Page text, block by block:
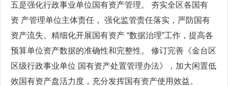
五是强化行政事业单位国有资产管理。 夯实全区各国有
资 产管理单位主体责任， 强化监管责任落实，严防国有
资产流失。精细化开展国有资产 “数据治理”工作，提高各
预算单位资产数据的准确性和完整性。 修订完善《金台区
区级行政事业单位 国有资产处置管理办法》，加大闲置低
效国有资产盘活力度，充分发挥国有资产使用效益。